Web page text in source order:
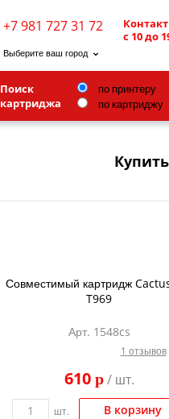
+7 981 727 31 72
с 10 до
Выберите ваш город
HP
Поиск
картриджа
по принтеру
по картриджу
Совместимый картридж
T969
Арт. 1548cs
1 отзывов
610 p/ шт.
шт. В корзину